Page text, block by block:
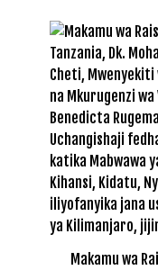
Makamu wa